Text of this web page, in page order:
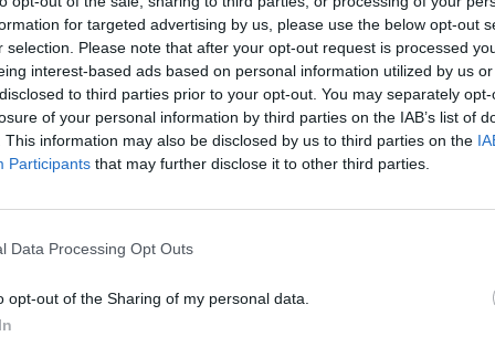
for targeted advertising by us, please use the below opt-out
selection. Please note that after your opt-out request is processed
interest-based ads based on personal information utilized by us
to third parties prior to your opt-out. You may separately
of your personal information by third parties on the IAB’s list of
This information may also be disclosed by us to third parties on the
Participants that may further disclose it to other third parties.
Data Processing Opt Outs
opt-out of the Sharing of my personal data.
Fontosabb részletek Az Európai Bizottság
kapcsolatos közbeszerzések miatt indított
eljárást. Jó esély van arra, hogy heteken belül
II projekt elől, és 2017-ben megkezdődjön a
után terítékre kerülhet a jövő évi
támogatási keretet ad a kormány az
valósulhat meg a régóta tervezett ferihegyi
jövedelemadó csökkentése a társasági adó
években akár új KRESZ előkészítése is